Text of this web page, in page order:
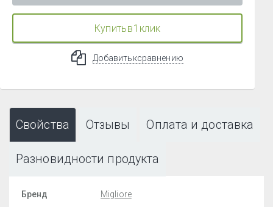
Купить в 1 клик
Добавить к сравнению
Свойства Отзывы Оплата и доставка
Разновидности продукта
Бренд
Migliore